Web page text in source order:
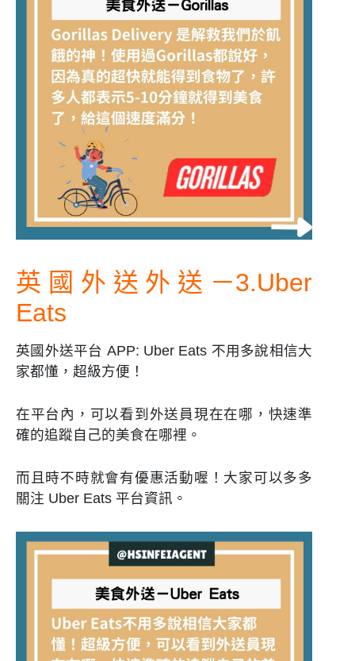
英國外送外送－3.Uber
Eats
英國外送平台 APP: Uber Eats 不用多說相信大
家都懂，超級方便！
在平台內，可以看到外送員現在在哪，快速準
確的追蹤自己的美食在哪裡。
而且時不時就會有優惠活動喔！大家可以多多
關注 Uber Eats 平台資訊。